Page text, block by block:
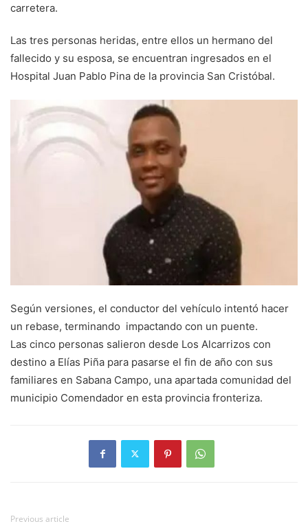
carretera.
Las tres personas heridas, entre ellos un hermano del
fallecido y su esposa, se encuentran ingresados en el
Hospital Juan Pablo Pina de la provincia San Cristóbal.
Según versiones, el conductor del vehículo intentó hacer
un rebase, terminando impactando con un puente.
Las cinco personas salieron desde Los Alcarrizos con
destino a Elías Piña para pasarse el fin de año con sus
familiares en Sabana Campo, una apartada comunidad del
municipio Comendador en esta provincia fronteriza.
Previous article